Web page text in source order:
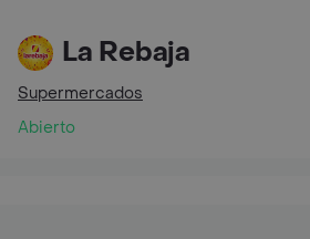
La Rebaja
Supermercados
Abierto